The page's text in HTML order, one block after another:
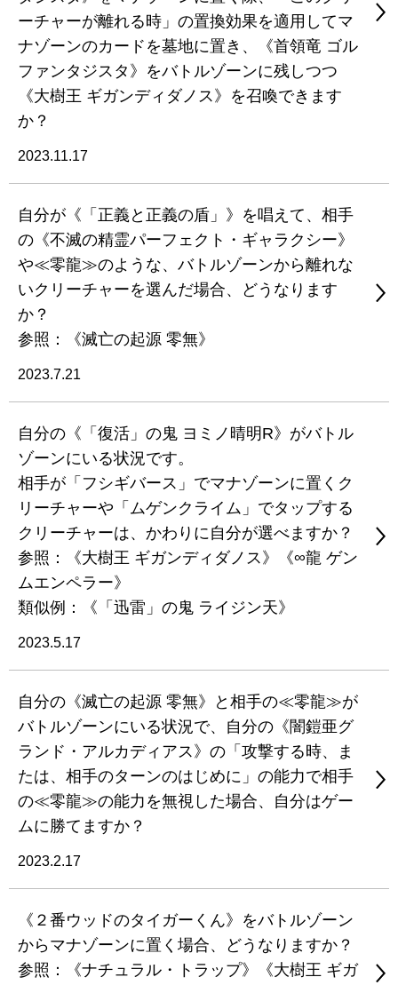
ーチャーが離れる時」の置換効果を適用してマ
ナゾーンのカードを墓地に置き、《首領竜 ゴル
ファンタジスタ》をバトルゾーンに残しつつ
《大樹王 ギガンディダノス》を召喚できます
か？
2023.11.17
自分が《「正義と正義の盾」》を唱えて、相手
の《不滅の精霊パーフェクト・ギャラクシー》
や≪零龍≫のような、バトルゾーンから離れな
いクリーチャーを選んだ場合、どうなります
か？
参照：《滅亡の起源 零無》
2023.7.21
自分の《「復活」の鬼 ヨミノ晴明R》がバトル
ゾーンにいる状況です。
相手が「フシギバース」でマナゾーンに置くク
リーチャーや「ムゲンクライム」でタップする
クリーチャーは、かわりに自分が選べますか？
参照：《大樹王 ギガンディダノス》《∞龍 ゲン
ムエンペラー》
類似例：《「迅雷」の鬼 ライジン天》
2023.5.17
自分の《滅亡の起源 零無》と相手の≪零龍≫が
バトルゾーンにいる状況で、自分の《闇鎧亜グ
ランド・アルカディアス》の「攻撃する時、ま
たは、相手のターンのはじめに」の能力で相手
の≪零龍≫の能力を無視した場合、自分はゲー
ムに勝てますか？
2023.2.17
《２番ウッドのタイガーくん》をバトルゾーン
からマナゾーンに置く場合、どうなりますか？
参照：《ナチュラル・トラップ》《大樹王 ギガ